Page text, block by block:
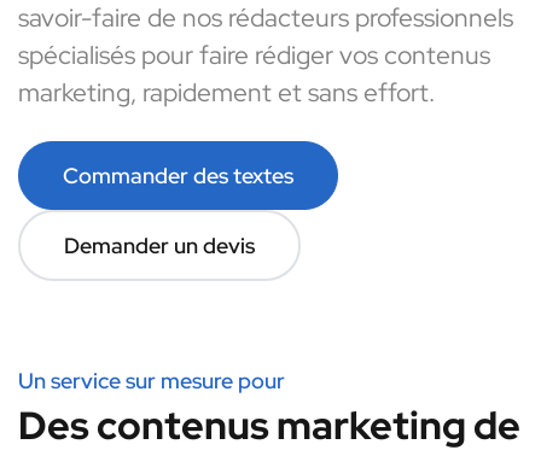
savoir-faire de nos rédacteurs professionnels
spécialisés pour faire rédiger vos contenus
marketing, rapidement et sans effort.
Commander des textes
Demander un devis
Un service sur mesure pour
Des contenus marketing de